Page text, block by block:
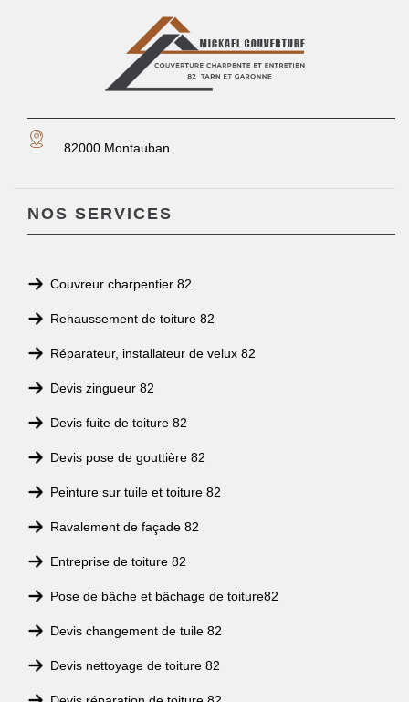
82000 Montauban
NOS SERVICES
Couvreur charpentier 82
Rehaussement de toiture 82
Réparateur, installateur de velux 82
Devis zingueur 82
Devis fuite de toiture 82
Devis pose de gouttière 82
Peinture sur tuile et toiture 82
Ravalement de façade 82
Entreprise de toiture 82
Pose de bâche et bâchage de toiture82
Devis changement de tuile 82
Devis nettoyage de toiture 82